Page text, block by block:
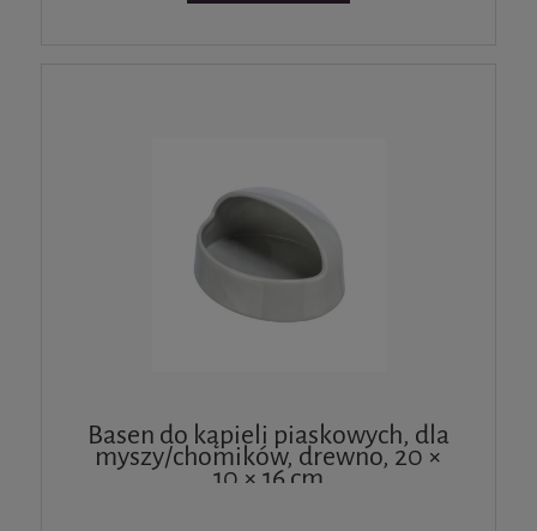
Basen do kąpieli piaskowych, dla
myszy/chomików, drewno, 20 ×
10 × 16 cm